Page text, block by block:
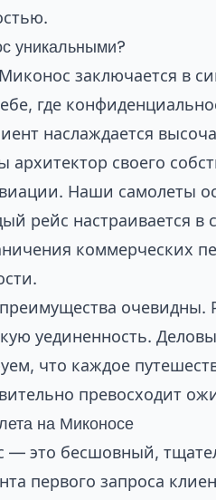
уникальными?
заключается в
где
наслаждается
своего
Наши самолеты
рейс настраивается
коммерческих
очевидны.
уединенность.
что каждое
превосходит
на Миконосе
это бесшовный,
первого запроса